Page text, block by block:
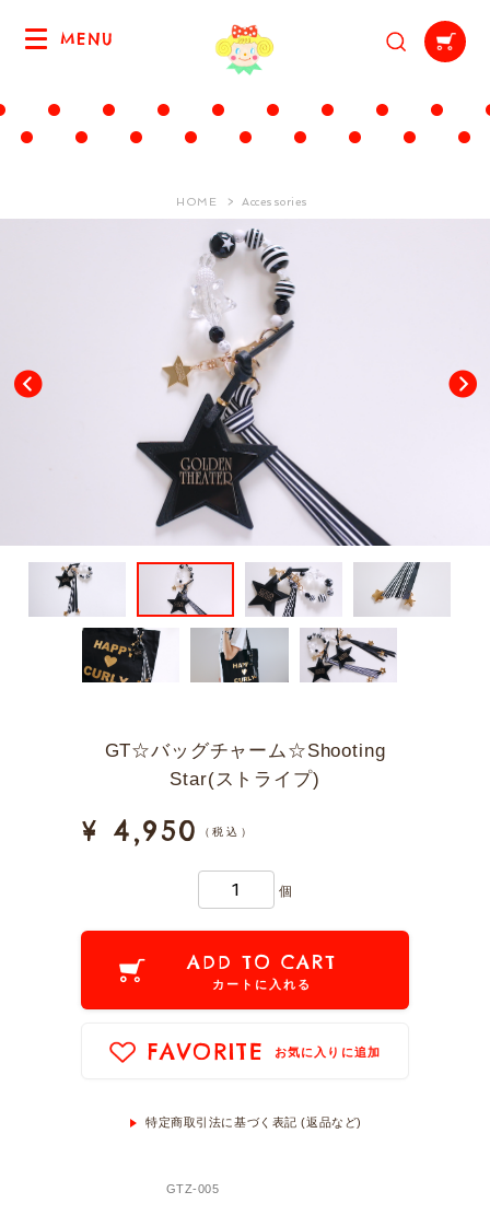
MENU
HOME Accessories
GT☆バッグチャーム☆Shooting
Star(ストライプ)
¥ 4,950 （税込）
個
ADD TO CART
カートに入れる
FAVORITE お気に入りに追加
特定商取引法に基づく表記 (返品など)
GTZ-005